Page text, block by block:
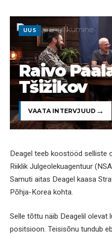
UUS
Raivo
Tšižikov
VAATA INTERVJUUD
Deagel teeb koostööd selliste
Riiklik Julgeolekuagentuur
Samuti aitas Deagel kaasa
Põhja-Korea kohta.
Selle tõttu näib Deagelil olevat
positsioon. Teisisõnu tundub